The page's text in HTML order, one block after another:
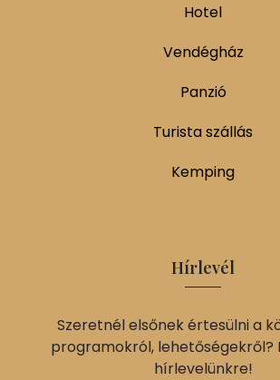
Hotel
Vendégház
Panzió
Turista szállás
Kemping
Hírlevél
Szeretnél elsőnek értesülni a
programokról, lehetőségekről?
hírlevelünkre!